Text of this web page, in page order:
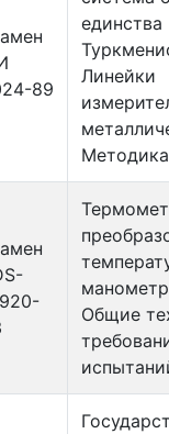
89
Линейки
Общие